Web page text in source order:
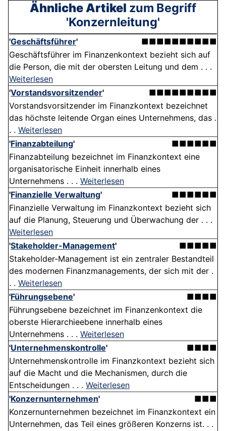
Ähnliche Artikel zum Begriff
'Konzernleitung'
'Geschäftsführer'
■■■■■■■■■■
Geschäftsführer im Finanzenkontext bezieht sich auf
die Person, die mit der obersten Leitung und dem . . .
Weiterlesen
'Vorstandsvorsitzender'
■■■■■■■■■
Vorstandsvorsitzender im Finanzkontext bezeichnet
das höchste leitende Organ eines Unternehmens, das .
. . Weiterlesen
'Finanzabteilung'
■■■■■■
Finanzabteilung bezeichnet im Finanzkontext eine
organisatorische Einheit innerhalb eines
Unternehmens . . . Weiterlesen
'Finanzielle Verwaltung'
■■■■■■
Finanzielle Verwaltung im Finanzkontext bezieht sich
auf die Planung, Steuerung und Überwachung der . . .
Weiterlesen
'Stakeholder-Management'
■■■■■
Stakeholder-Management ist ein zentraler Bestandteil
des modernen Finanzmanagements, der sich mit der .
. . Weiterlesen
'Führungsebene'
■■■■
Führungsebene bezeichnet im Finanzenkontext die
oberste Hierarchieebene innerhalb eines
Unternehmens . . . Weiterlesen
'Unternehmenskontrolle'
■■■■
Unternehmenskontrolle im Finanzkontext bezieht sich
auf die Macht und die Mechanismen, durch die
Entscheidungen . . . Weiterlesen
'Konzernunternehmen'
■■■
Konzernunternehmen bezeichnet im Finanzkontext ein
Unternehmen, das Teil eines größeren Konzerns ist. . .